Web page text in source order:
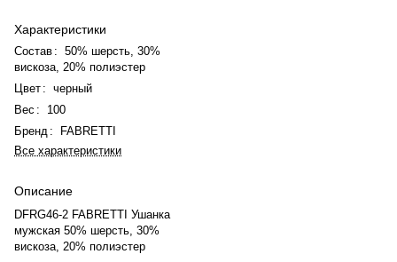
Характеристики
Состав : 50% шерсть, 30%
вискоза, 20% полиэстер
Цвет : черный
Вес :
100
Бренд :
FABRETTI
Все характеристики
Описание
DFRG46-2 FABRETTI Ушанка
мужская 50% шерсть, 30%
вискоза, 20% полиэстер